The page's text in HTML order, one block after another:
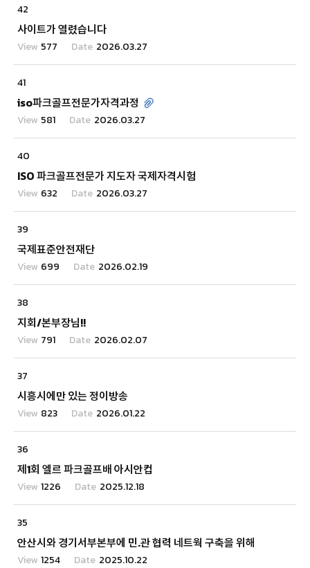
42
사이트가 열렸습니다
577 2026.03.27
41
iso파크골프전문가자격과정
581 2026.03.27
40
ISO 파크골프전문가 지도자 국제자격시험
632 2026.03.27
39
국제표준안전재단
699 2026.02.19
38
지회/본부장님!!
791 2026.02.07
37
시흥시에만 있는 정이방송
823 2026.01.22
36
제1회 엘르 파크골프배 아시안컵
1226 2025.12.18
35
안산시와 경기서부본부에 민.관 협력 네트웍 구축을 위해
1254 2025.10.22